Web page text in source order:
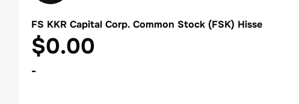
FS KKR Capital Corp. Common Stock (FSK) Hisse
$0.00
-